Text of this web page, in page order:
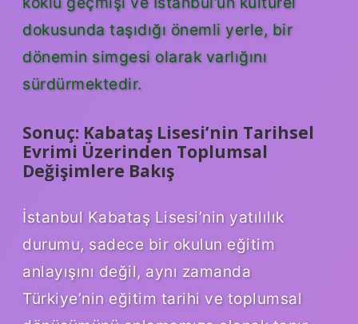
dokusunda taşıdığı önemli yerle, bir
dönemin simgesi olarak varlığını
sürdürmektedir.
Sonuç: Kabataş Lisesi’nin Tarihsel
Evrimi Üzerinden Toplumsal
Değişimlere Bakış
İstanbul Kabataş Lisesi’nin yatılılık
durumu, sadece bir okulun eğitim
anlayışını değil, aynı zamanda
Türkiye’nin eğitim tarihi ve toplumsal